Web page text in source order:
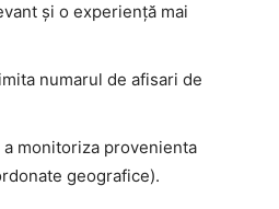
și o experiență mai
numarul de afisari de
monitoriza provenienta
geografice).